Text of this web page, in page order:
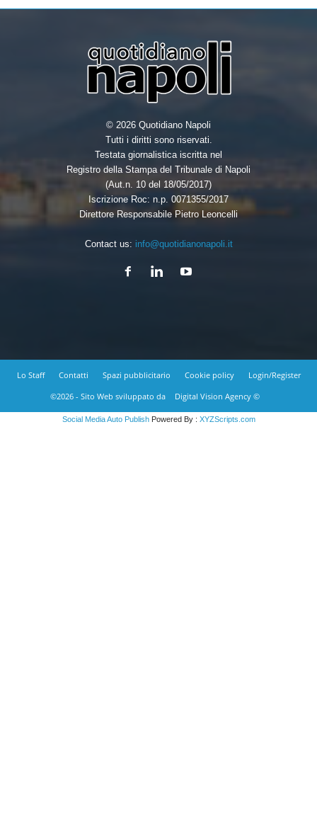
k
n
© 2026 Quotidiano Napoli
Tutti i diritti sono riservati.
Testata giornalistica iscritta nel
Registro della Stampa del Tribunale di Napoli
(Aut.n. 10 del 18/05/2017)
Iscrizione Roc: n.p. 0071355/2017
Direttore Responsabile Pietro Leoncelli
Contact us: info@quotidianonapoli.it
Lo Staff Contatti Spazi pubblicitario Cookie policy
Login/Register
©2026 - Sito Web sviluppato da
Digital Vision Agency ©
Social Media Auto PublishPowered By : XYZScripts.com